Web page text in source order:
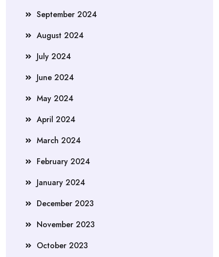
September 2024
August 2024
July 2024
June 2024
May 2024
April 2024
March 2024
February 2024
January 2024
December 2023
November 2023
October 2023